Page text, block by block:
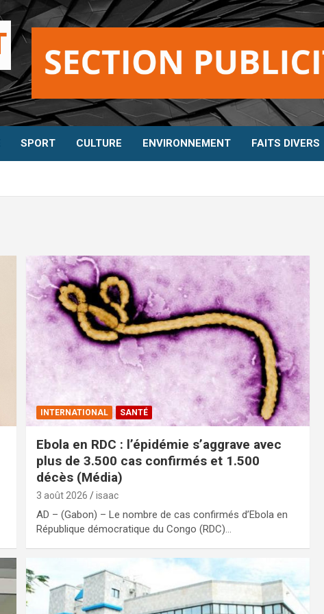
SPORT CULTURE ENVIRONNEMENT FAITS DIVERS
INTERNATIONAL SANTÉ
Ebola en RDC : l’épidémie s’aggrave avec
plus de 3.500 cas confirmés et 1.500
décès (Média)
3 août 2026 isaac
AD – (Gabon) – Le nombre de cas confirmés d’Ebola en
République démocratique du Congo (RDC)…